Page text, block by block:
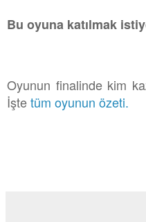
Bu oyuna katılmak
Oyunun finalinde kim
İştetüm oyunun özeti.